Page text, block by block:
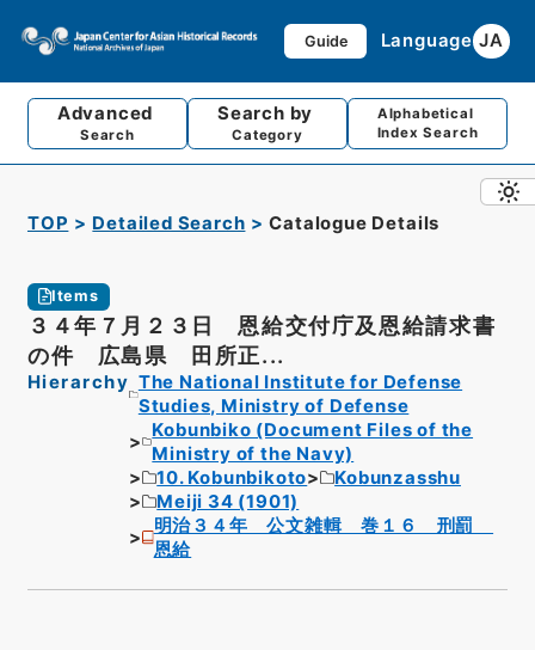
Guide Language JA
Advanced
Search
Search by
Category
Alphabetical
Index Search
TOP Detailed Search Catalogue Details
Items
３４年７月２３日 恩給交付庁及恩給請求書
の件 広島県 田所正...
Hierarchy The National Institute for Defense
Studies, Ministry of Defense
Kobunbiko (Document Files of the
Ministry of the Navy)
10. Kobunbikoto
Kobunzasshu
Meiji 34 (1901)
明治３４年 公文雑輯 巻１６ 刑罰
恩給